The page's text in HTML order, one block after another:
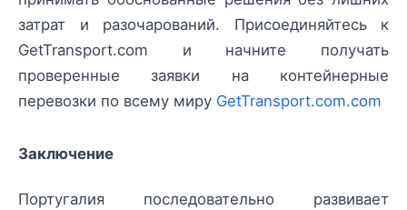
затрат и разочарований. Присоединяйтесь к
GetTransport.com и начните получать
проверенные заявки на контейнерные
перевозки по всему миру GetTransport.com.com
Заключение
Португалия последовательно развивает